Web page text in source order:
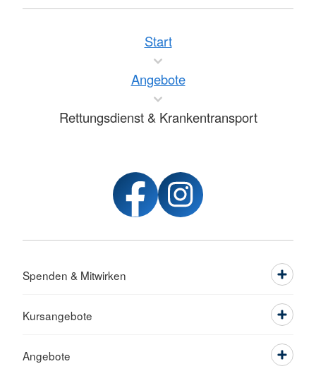
Start
Angebote
Rettungsdienst & Krankentransport
Spenden & Mitwirken
Kursangebote
Angebote